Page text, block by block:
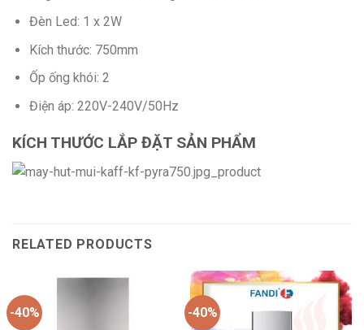
Đèn Led: 1 x 2W
Kích thước: 750mm
Ốp ống khói: 2
Điện áp: 220V-240V/50Hz
KÍCH THƯỚC LẮP ĐẶT SẢN PHẨM
RELATED PRODUCTS
-40% -40%